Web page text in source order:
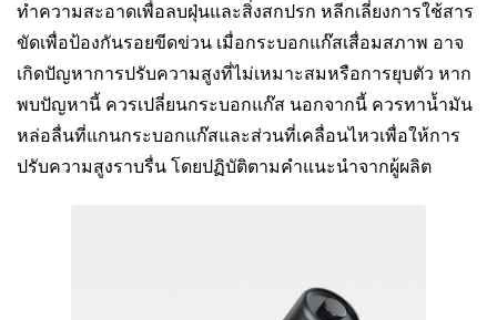
ทำความสะอาดเพื่อลบฝุ่นและสิ่งสกปรก หลีกเลี่ยงการใช้สาร
ขัดเพื่อป้องกันรอยขีดข่วน เมื่อกระบอกแก๊สเสื่อมสภาพ อาจ
เกิดปัญหาการปรับความสูงที่ไม่เหมาะสมหรือการยุบตัว หาก
พบปัญหานี้ ควรเปลี่ยนกระบอกแก๊ส นอกจากนี้ ควรทาน้ำมัน
หล่อลื่นที่แกนกระบอกแก๊สและส่วนที่เคลื่อนไหวเพื่อให้การ
ปรับความสูงราบรื่น โดยปฏิบัติตามคำแนะนำจากผู้ผลิต